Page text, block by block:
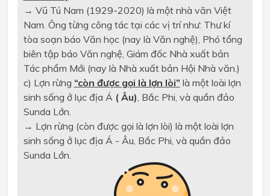
→ Vũ Tú Nam (1929-2020) là một nhà văn Việt
Nam. Ông từng công tác tại các vị trí như: Thư kí
tòa soạn báo Văn học (nay là Văn nghệ), Phó tổng
biên tập báo Văn nghệ, Giám đốc Nhà xuất bản
Tác phẩm Mới (nay là Nhà xuất bản Hội Nhà văn.)
c) Lợn rừng “còn được gọi là lợn lòi” là một loài lợn
sinh sống ở lục địa Á( Âu), Bắc Phi, và quần đảo
Sunda Lớn.
→ Lợn rừng (còn được gọi là lợn lòi) là một loài lợn
sinh sống ở lục địa Á - Âu, Bắc Phi, và quần đảo
Sunda Lớn.